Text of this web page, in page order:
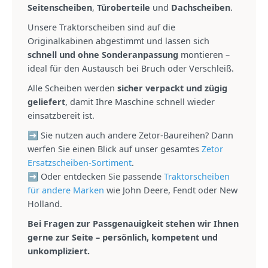
Seitenscheiben, Türoberteile und Dachscheiben.
Unsere Traktorscheiben sind auf die
Originalkabinen abgestimmt und lassen sich
schnell und ohne Sonderanpassung montieren –
ideal für den Austausch bei Bruch oder Verschleiß.
Alle Scheiben werden sicher verpackt und zügig
geliefert, damit Ihre Maschine schnell wieder
einsatzbereit ist.
➡ Sie nutzen auch andere Zetor-Baureihen? Dann
werfen Sie einen Blick auf unser gesamtes Zetor
Ersatzscheiben-Sortiment.
➡ Oder entdecken Sie passende Traktorscheiben
für andere Marken wie John Deere, Fendt oder New
Holland.
Bei Fragen zur Passgenauigkeit stehen wir Ihnen
gerne zur Seite – persönlich, kompetent und
unkompliziert.